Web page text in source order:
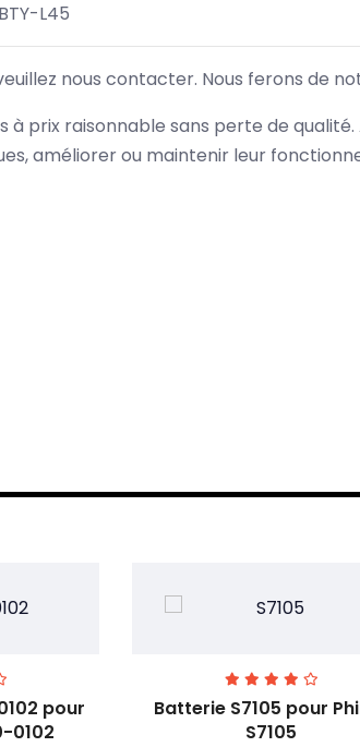
L45
nous contacter. Nous ferons de
à prix raisonnable sans perte de
améliorer ou maintenir leur
pour
0102
Batterie S7105 pour
S7105